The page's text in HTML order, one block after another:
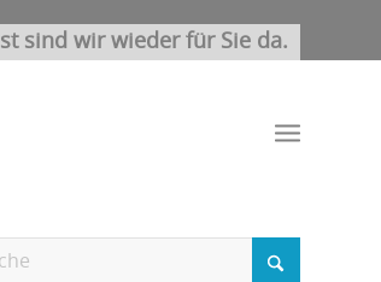
sind wir wieder für Sie da.